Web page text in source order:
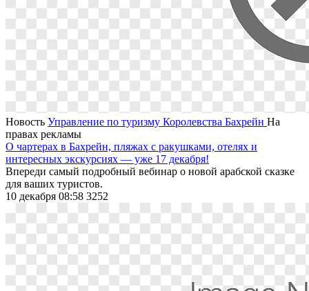
Новость Управление по туризму Королевства Бахрейн На
правах рекламы
О чартерах в Бахрейн, пляжах с ракушками, отелях и
интересных экскурсиях — уже 17 декабря!
Впереди самый подробный вебинар о новой арабской сказке
для ваших туристов.
10 декабря 08:58 3252